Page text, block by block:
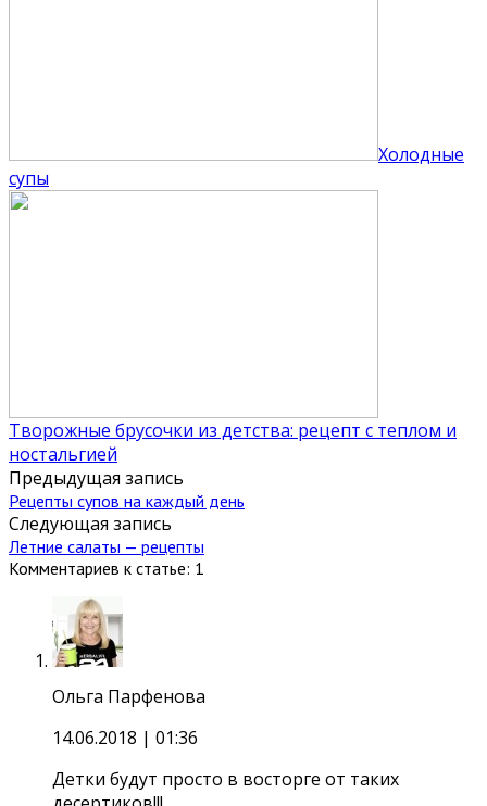
Холодные
супы
Творожные брусочки из детства: рецепт с теплом и
ностальгией
Предыдущая запись
Рецепты супов на каждый день
Следующая запись
Летние салаты — рецепты
Комментариев к статье: 1
Ольга Парфенова
14.06.2018 | 01:36
Детки будут просто в восторге от таких